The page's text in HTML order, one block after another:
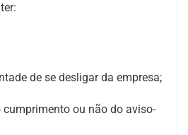
de se desligar da empresa;
cumprimento ou não do aviso-